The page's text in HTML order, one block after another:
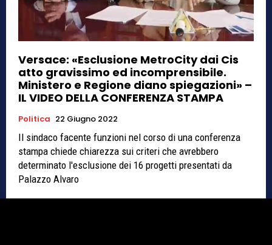
Versace: «Esclusione MetroCity dai Cis
atto gravissimo ed incomprensibile.
Ministero e Regione diano spiegazioni» –
IL VIDEO DELLA CONFERENZA STAMPA
Politica 22 Giugno 2022
Il sindaco facente funzioni nel corso di una conferenza
stampa chiede chiarezza sui criteri che avrebbero
determinato l'esclusione dei 16 progetti presentati da
Palazzo Alvaro